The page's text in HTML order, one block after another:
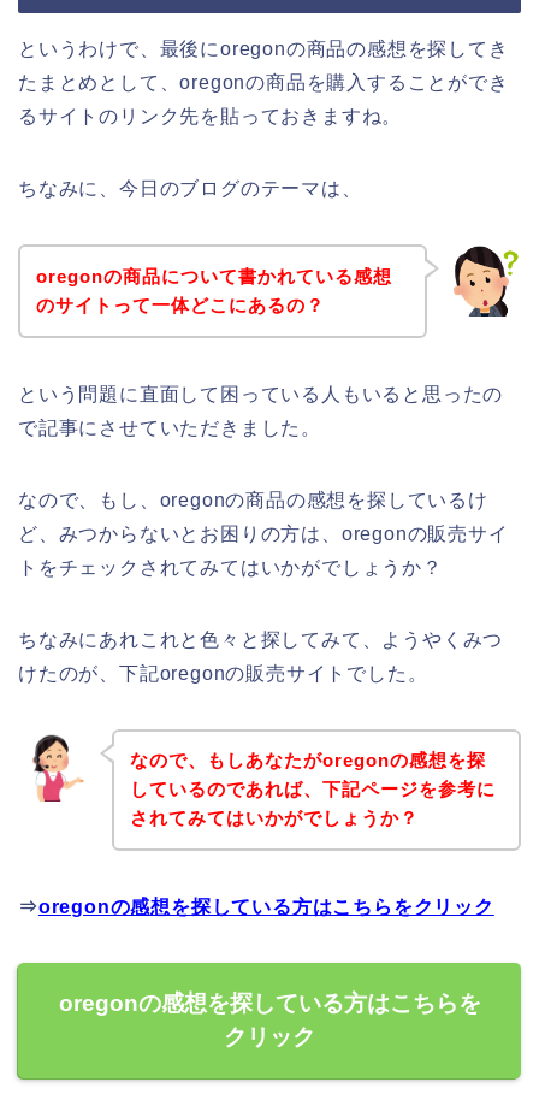
というわけで、最後にoregonの商品の感想を探してき
たまとめとして、oregonの商品を購入することができ
るサイトのリンク先を貼っておきますね。
ちなみに、今日のブログのテーマは、
oregonの商品について書かれている感想
のサイトって一体どこにあるの？
という問題に直面して困っている人もいると思ったの
で記事にさせていただきました。
なので、もし、oregonの商品の感想を探しているけ
ど、みつからないとお困りの方は、oregonの販売サイ
トをチェックされてみてはいかがでしょうか？
ちなみにあれこれと色々と探してみて、ようやくみつ
けたのが、下記oregonの販売サイトでした。
なので、もしあなたがoregonの感想を探
しているのであれば、下記ページを参考に
されてみてはいかがでしょうか？
⇒oregonの感想を探している方はこちらをクリック
oregonの感想を探している方はこちらを
クリック